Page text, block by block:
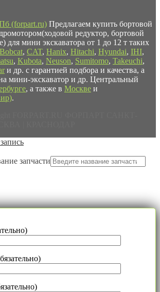
(forpart.ru) Предлагаем купить бортовой
редуктор, бортовой
для мини экскаватора от 1 до 12 т таких
Bobcat, CAT, Hanix, Hitachi, Hyundai, IHI,
, Kubota, Neuson, Sumitomo, Takeuchi,
и др. с гарантией подбора и качества, а
мини-экскаватор и др. Центральный
, а также в Москве и
.
запчасти